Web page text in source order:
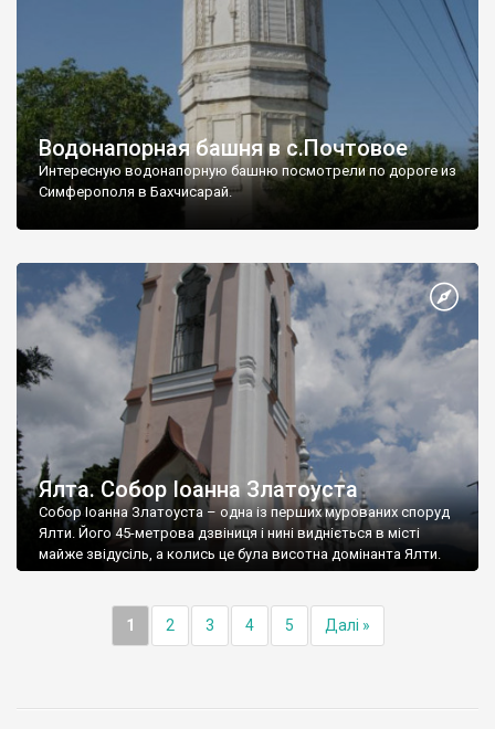
Водонапорная башня в с.Почтовое
Интересную водонапорную башню посмотрели по дороге из
Симферополя в Бахчисарай.
Ялта. Собор Іоанна Златоуста
Собор Іоанна Златоуста – одна із перших мурованих споруд
Ялти. Його 45-метрова дзвіниця і нині видніється в місті
майже звідусіль, а колись це була висотна домінанта Ялти.
1 2 3 4 5 Далі »